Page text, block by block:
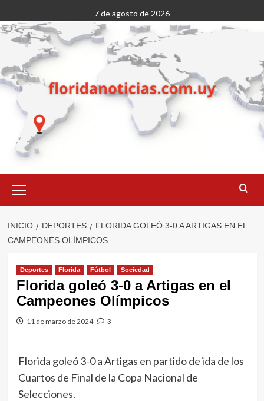
al
contenido
7 de agosto de 2026
primario
INICIO DEPORTES
FLORIDA GOLEÓ 3-0 A ARTIGAS EN EL
CAMPEONES OLÍMPICOS
Deportes Florida Fútbol Sociedad
Florida goleó 3-0 a Artigas en el
Campeones Olímpicos
11 de marzo de 2024 3
Florida goleó 3-0 a Artigas en partido de ida de los
Cuartos de Final de la Copa Nacional de
Selecciones.